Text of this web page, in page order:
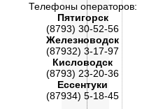
Телефоны операторов:
Пятигорск
(8793) 30-52-56
Железноводск
(87932) 3-17-97
Кисловодск
(8793) 23-20-36
Ессентуки
(87934) 5-18-45